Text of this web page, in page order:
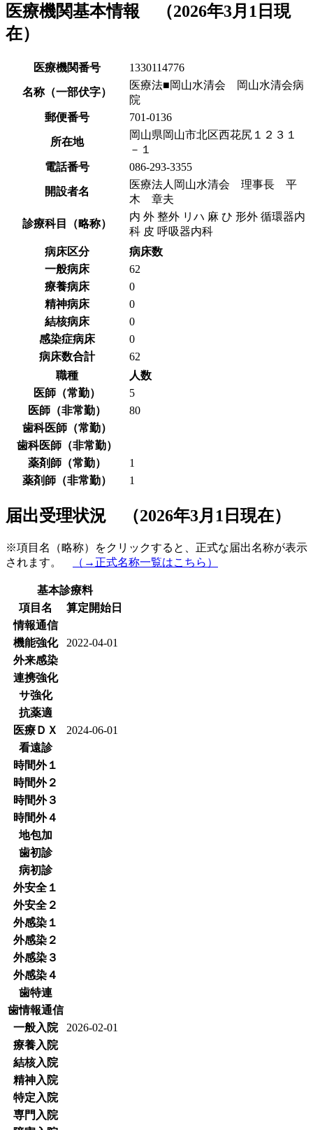
医療機関基本情報 （2026年3月1日現
在）
医療機関番号 1330114776
名称（一部伏字）
医療法■岡山水清会 岡山水清会病
院
郵便番号
701-0136
所在地
岡山県岡山市北区西花尻１２３１
－１
電話番号
086-293-3355
開設者名
医療法人岡山水清会 理事長 平
木 章夫
診療科目（略称）
内 外 整外 リハ 麻 ひ 形外 循環器内
科 皮 呼吸器内科
病床区分
病床数
一般病床
62
療養病床
0
精神病床
0
結核病床
0
感染症病床
0
病床数合計
62
職種
人数
医師（常勤）
5
医師（非常勤）
80
歯科医師（常勤）
歯科医師（非常勤）
薬剤師（常勤）
1
薬剤師（非常勤）
1
届出受理状況 （2026年3月1日現在）
※項目名（略称）をクリックすると、正式な届出名称が表示
されます。
（→正式名称一覧はこちら）
基本診療料
項目名
算定開始日
情報通信
機能強化
2022-04-01
外来感染
連携強化
サ強化
抗薬適
医療ＤＸ
2024-06-01
看遠診
時間外１
時間外２
時間外３
時間外４
地包加
歯初診
病初診
外安全１
外安全２
外感染１
外感染２
外感染３
外感染４
歯特連
歯情報通信
一般入院
2026-02-01
療養入院
結核入院
精神入院
特定入院
専門入院